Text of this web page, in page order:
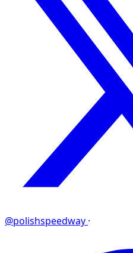
@polishspeedway ·